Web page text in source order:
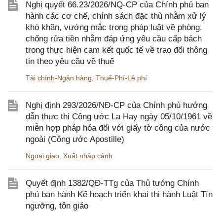
Nghị quyết 66.23/2026/NQ-CP của Chính phủ ban
hành các cơ chế, chính sách đặc thù nhằm xử lý
khó khăn, vướng mắc trong pháp luật về phòng,
chống rửa tiền nhằm đáp ứng yêu cầu cấp bách
trong thực hiện cam kết quốc tế về trao đổi thông
tin theo yêu cầu về thuế
Tài chính-Ngân hàng Thuế-Phí-Lệ phí
Nghị định 293/2026/NĐ-CP của Chính phủ hướng
dẫn thực thi Công ước La Hay ngày 05/10/1961 về
miễn hợp pháp hóa đối với giấy tờ công của nước
ngoài (Công ước Apostille)
Ngoại giao Xuất nhập cảnh
Quyết định 1382/QĐ-TTg của Thủ tướng Chính
phủ ban hành Kế hoạch triển khai thi hành Luật Tín
ngưỡng, tôn giáo